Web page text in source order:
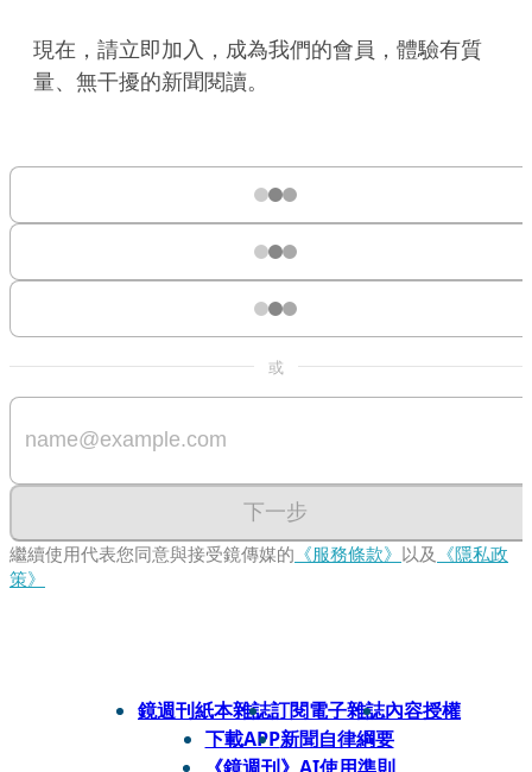
現在，請立即加入，成為我們的會員，體驗有質
量、無干擾的新聞閱讀。
或
下一步
繼續使用代表您同意與接受鏡傳媒的 《服務條款》 以及 《隱私政
策》
鏡週刊紙本雜誌訂閱電子雜誌內容授權
下載APP新聞自律綱要